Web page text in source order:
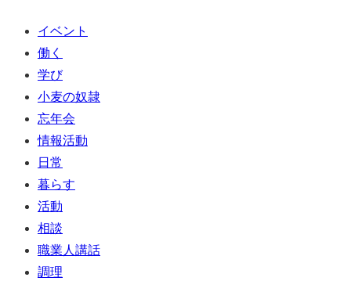
イベント
働く
学び
小麦の奴隷
忘年会
情報活動
日常
暮らす
活動
相談
職業人講話
調理